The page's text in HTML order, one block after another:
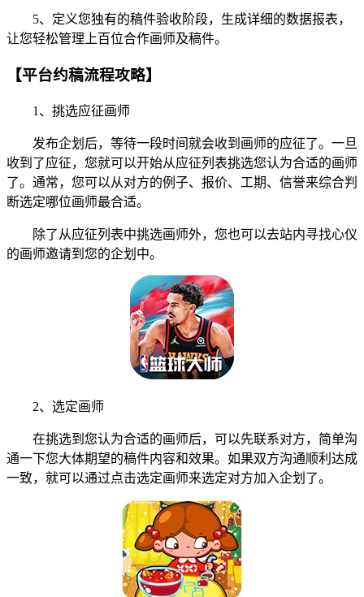
5、定义您独有的稿件验收阶段，生成详细的数据报表，
让您轻松管理上百位合作画师及稿件。
【平台约稿流程攻略】
1、挑选应征画师
发布企划后，等待一段时间就会收到画师的应征了。一旦
收到了应征，您就可以开始从应征列表挑选您认为合适的画师
了。通常，您可以从对方的例子、报价、工期、信誉来综合判
断选定哪位画师最合适。
除了从应征列表中挑选画师外，您也可以去站内寻找心仪
的画师邀请到您的企划中。
2、选定画师
在挑选到您认为合适的画师后，可以先联系对方，简单沟
通一下您大体期望的稿件内容和效果。如果双方沟通顺利达成
一致，就可以通过点击选定画师来选定对方加入企划了。